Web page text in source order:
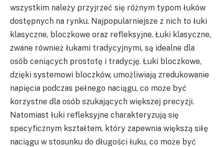
wszystkim należy przyjrzeć się różnym typom łuków
dostępnych na rynku. Najpopularniejsze z nich to łuki
klasyczne, bloczkowe oraz refleksyjne. Łuki klasyczne,
zwane również łukami tradycyjnymi, są idealne dla
osób ceniących prostotę i tradycję. Łuki bloczkowe,
dzięki systemowi bloczków, umożliwiają zredukowanie
napięcia podczas pełnego naciągu, co może być
korzystne dla osób szukających większej precyzji.
Natomiast łuki refleksyjne charakteryzują się
specyficznym kształtem, który zapewnia większą siłę
naciągu w stosunku do długości łuku, co może być